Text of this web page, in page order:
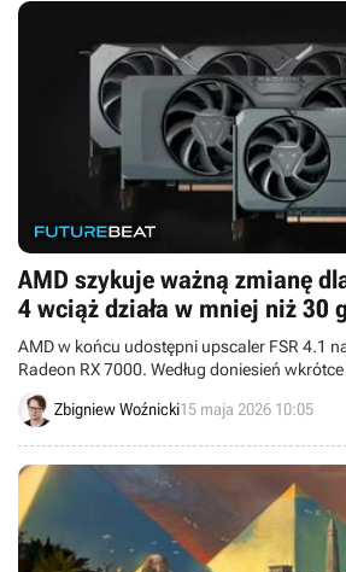
AMD szykuje ważną zmianę
4 wciąż działa w mniej niż 30
AMD w końcu udostępni upscaler FSR 4.1
Radeon RX 7000. Według doniesień
doczekamy się także na starszych GPU
Zbigniew Woźnicki15 maja 2026 10:05